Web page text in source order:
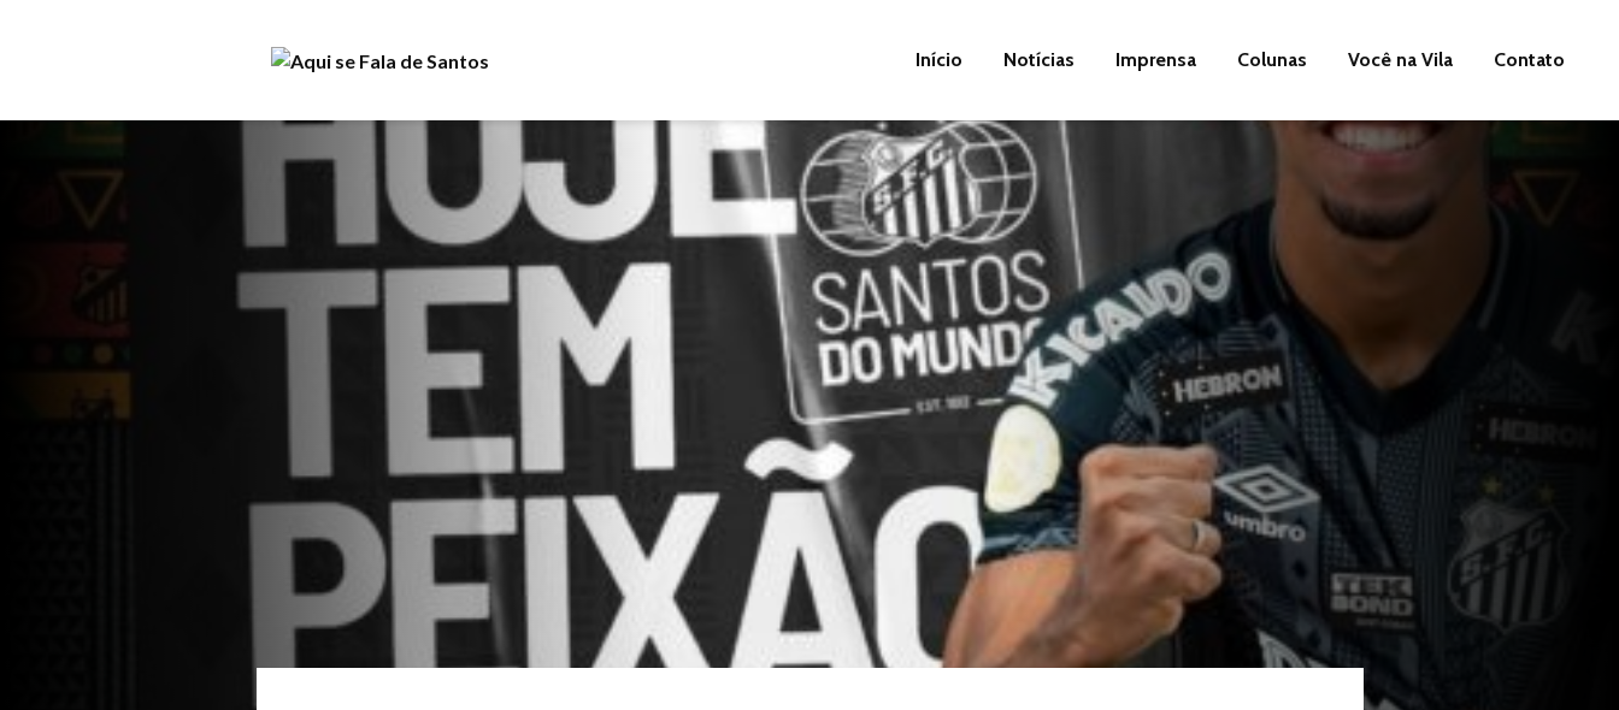
Início Notícias Imprensa Colunas Você na Vila Contato